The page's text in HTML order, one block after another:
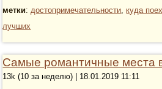
метки:достопримечательности,куда
лучших
Самые романтичные места
13k (10 за неделю) | 18.01.2019 11:11